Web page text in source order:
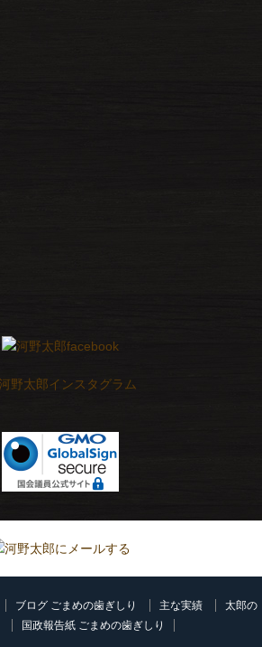
ブログ ごまめの歯ぎしり 主な実績
太郎の
国政報告紙 ごまめの歯ぎしり